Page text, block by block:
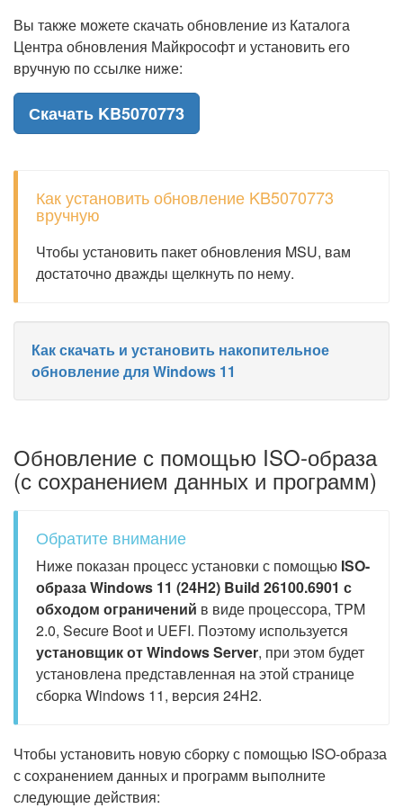
Вы также можете скачать обновление из Каталога
Центра обновления Майкрософт и установить его
вручную по ссылке ниже:
Скачать KB5070773
Как установить обновление KB5070773
вручную
Чтобы установить пакет обновления MSU, вам
достаточно дважды щелкнуть по нему.
Как скачать и установить накопительное
обновление для Windows 11
Обновление с помощью ISO-образа
(с сохранением данных и программ)
Обратите внимание
Ниже показан процесс установки с помощью ISO-
образа Windows 11 (24H2) Build 26100.6901 с
обходом ограничений в виде процессора, TPM
2.0, Secure Boot и UEFI. Поэтому используется
установщик от Windows Server, при этом будет
установлена представленная на этой странице
сборка Windows 11, версия 24H2.
Чтобы установить новую сборку с помощью ISO-образа
с сохранением данных и программ выполните
следующие действия: